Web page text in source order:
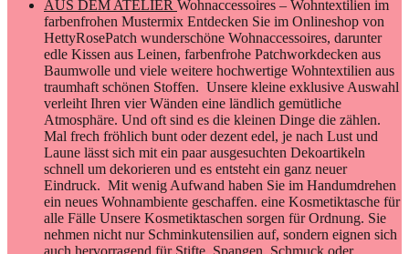
AUS DEM ATELIER Wohnaccessoires – Wohntextilien im
farbenfrohen Mustermix Entdecken Sie im Onlineshop von
HettyRosePatch wunderschöne Wohnaccessoires, darunter
edle Kissen aus Leinen, farbenfrohe Patchworkdecken aus
Baumwolle und viele weitere hochwertige Wohntextilien aus
traumhaft schönen Stoffen. Unsere kleine exklusive Auswahl
verleiht Ihren vier Wänden eine ländlich gemütliche
Atmosphäre. Und oft sind es die kleinen Dinge die zählen.
Mal frech fröhlich bunt oder dezent edel, je nach Lust und
Laune lässt sich mit ein paar ausgesuchten Dekoartikeln
schnell um dekorieren und es entsteht ein ganz neuer
Eindruck. Mit wenig Aufwand haben Sie im Handumdrehen
ein neues Wohnambiente geschaffen. eine Kosmetiktasche für
alle Fälle Unsere Kosmetiktaschen sorgen für Ordnung. Sie
nehmen nicht nur Schminkutensilien auf, sondern eignen sich
auch hervorragend für Stifte, Spangen, Schmuck oder